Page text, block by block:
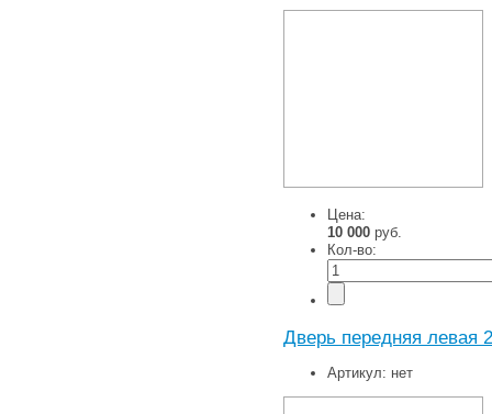
Цена:
10 000 руб.
Кол-во:
Дверь передняя левая
Артикул: нет